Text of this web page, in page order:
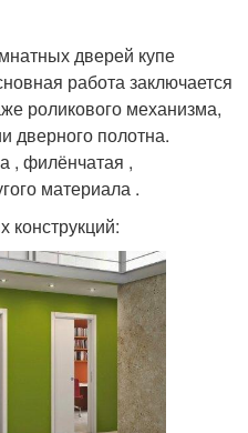
дверей купе
работа заключается
роликового механизма,
дверного полотна.
, филёнчатая ,
материала .
конструкций: